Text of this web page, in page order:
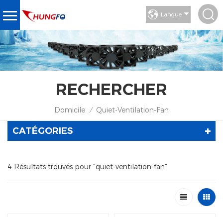
Langue
RECHERCHER
Domicile / Quiet-Ventilation-Fan
CATÉGORIES
4 Résultats trouvés pour "quiet-ventilation-fan"